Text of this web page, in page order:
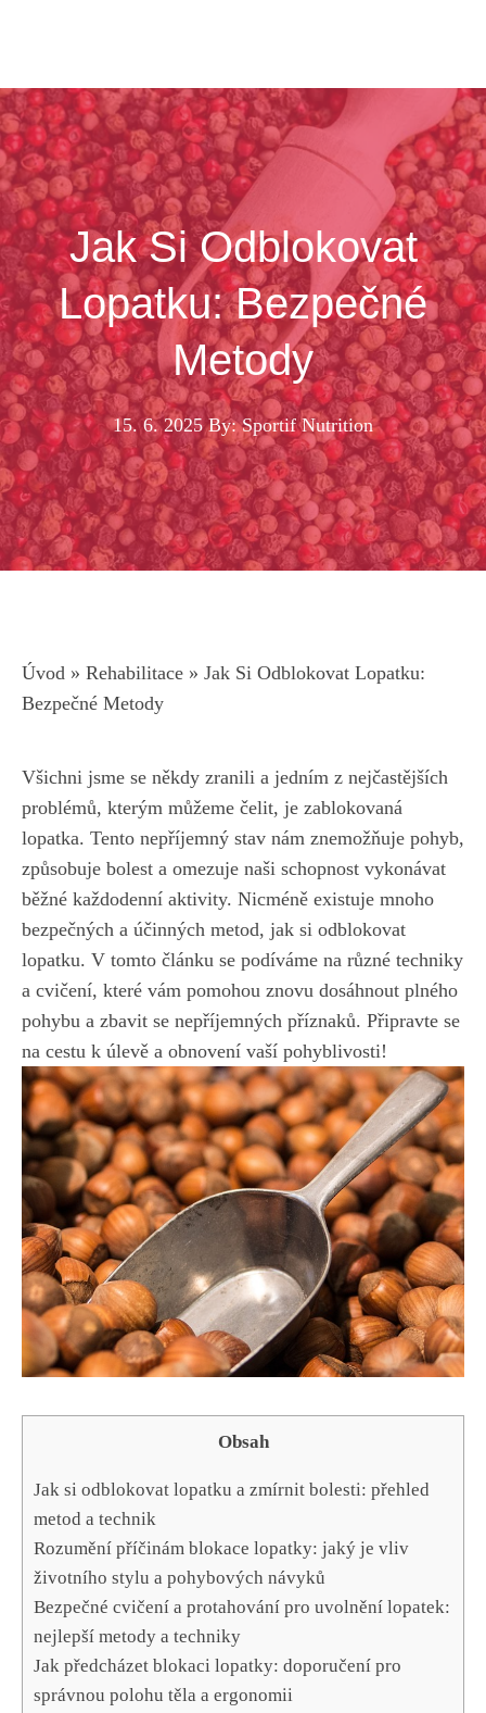
Jak Si Odblokovat
Lopatku: Bezpečné
Metody
15. 6. 2025 By: Sportif Nutrition
Úvod » Rehabilitace » Jak Si Odblokovat Lopatku:
Bezpečné Metody
Všichni jsme se někdy zranili a jedním z nejčastějších
problémů, kterým můžeme čelit, je zablokovaná
lopatka. Tento nepříjemný stav nám znemožňuje pohyb,
způsobuje bolest a omezuje naši schopnost vykonávat
běžné každodenní aktivity. Nicméně existuje mnoho
bezpečných a účinných metod, jak si odblokovat
lopatku. V tomto článku se podíváme na různé techniky
a cvičení, které vám pomohou znovu dosáhnout plného
pohybu a zbavit se nepříjemných příznaků. Připravte se
na cestu k úlevě a obnovení vaší pohyblivosti!
Obsah
Jak si odblokovat lopatku a zmírnit bolesti: přehled
metod a technik
Rozumění příčinám blokace lopatky: jaký je vliv
životního stylu a pohybových návyků
Bezpečné cvičení a protahování pro uvolnění lopatek:
nejlepší metody a techniky
Jak předcházet blokaci lopatky: doporučení pro
správnou polohu těla a ergonomii